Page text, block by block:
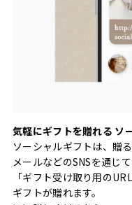
気軽にギフトを贈れる ソ
ソーシャルギフトは、贈
メールなどのSNSを通じ
「ギフト受け取り用の
ギフトが贈れます。